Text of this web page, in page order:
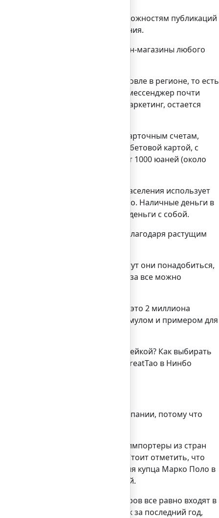
в дополнение к возможностям публикаций
э-коммерции внутри приложения.
и бесплатно встраивать онлайн-магазины любого
позволяют развиваться торговле в регионе, то есть
поля покрытия WeChat этот мессенджер почти
включая контент-маркетинг, остается
аккаунта, привязанного к карточным счетам,
со счета, связанного с дебетовой картой, с
в этом сервисе составляет 1000 юаней (около
Китае от 80 до 90 процентов населения использует
Baidu Wallet и Sina Weibo. Наличные деньги в
системой, не нося деньги с собой.
но тоже распространенная благодаря растущим
не знаю, в каких ситуациях могут они понадобиться,
и увидеть своими глазами, что за все можно
для сравнения – в США это 2 миллиона
“Пояс и путь” станет стимулом и примером для
как быть с продуктовой линейкой? Как выбирать
Chen из компании ZheJiang GreatTao в Нинбо
всех, в том числе для нашей компании, потому что
3,5 миллиарда долларов.
50 тысяч крупные и средние импортеры из стран
китайский рынок. Стоит отметить, что
со времен первого путешествия купца Марко Поло в
связанных с дискоммуникацией.
Основные поставщики товаров все равно входят в
товара, количество продаж за последний год,